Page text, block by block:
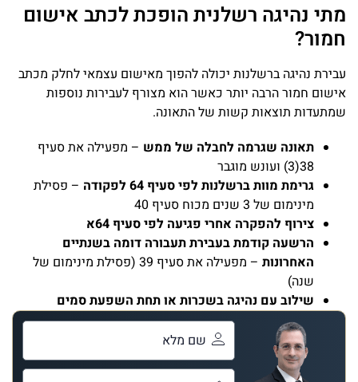
מתי נהיגה רשלנית הופכת לכתב אישום
חמור?
עבירת נהיגה ברשלנות יכולה להפוך מאישום עצמאי לחלק מכתב
אישום חמור הרבה יותר כאשר הוא מצורף לעבירות נוספות
שמתעדות תוצאות קשות של התאונה.
תאונה שגרמה לחבלה של ממש – מפעילה את סעיף
38(3) ועונש מוגבר
גרימת מוות ברשלנות לפי סעיף 64 לפקודה
– פסילת
מינימום של 3 שנים מכוח סעיף 40
צירוף להפקרה אחרי פגיעה לפי סעיף 64א
הרשעה קודמת בעבירת תעבורה דומה בשנתיים
האחרונות
– מפעילה את סעיף 39 (פסילת מינימום של
שנה)
שילוב עם נהיגה בשכרות או תחת השפעת סמים